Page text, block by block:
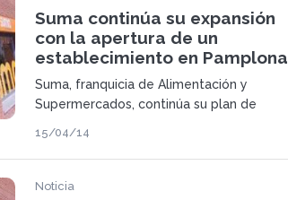
Suma continúa su expansión
con la apertura de un
establecimiento en Pamplona
Suma, franquicia de Alimentación y
Supermercados, continúa su plan de
nuevo establecimiento en Pamplona.
15/04/14
Noticia